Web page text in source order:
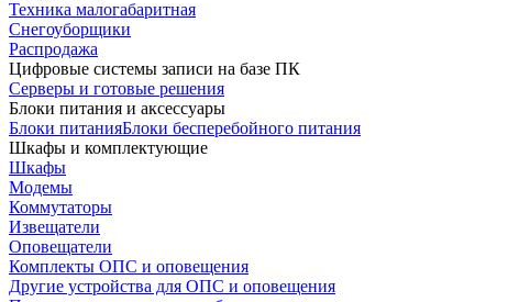
Техника малогабаритная
Снегоуборщики
Распродажа
Цифровые системы записи на базе ПК
Серверы и готовые решения
Блоки питания и аксессуары
Блоки питанияБлоки бесперебойного питания
Шкафы и комплектующие
Шкафы
Модемы
Коммутаторы
Извещатели
Оповещатели
Комплекты ОПС и оповещения
Другие устройства для ОПС и оповещения